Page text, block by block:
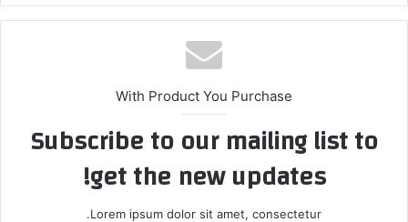
With Product You Purchase
Subscribe to our mailing list to
get the new updates!
Lorem ipsum dolor sit amet, consectetur.